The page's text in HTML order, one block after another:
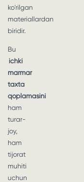
ko'rilgan
materiallardan
biridir.
Bu
ichki
marmar
taxta
qoplamasini
ham
turar-
joy,
ham
tijorat
muhiti
uchun